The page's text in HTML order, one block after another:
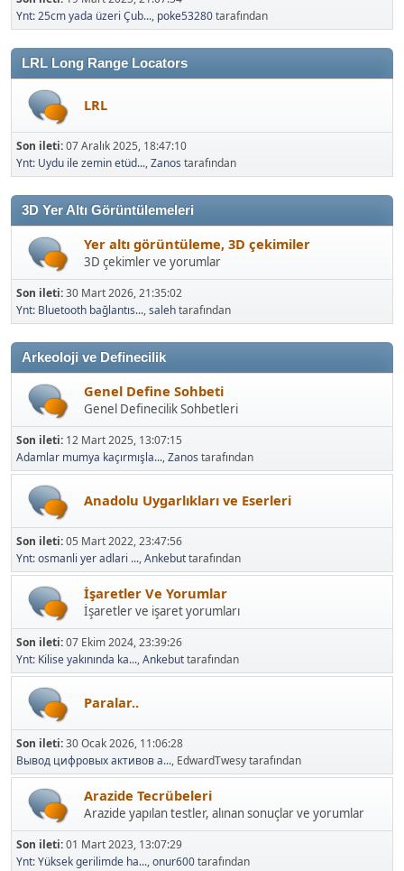
Ynt: 25cm yada üzeri Çub..., poke53280tarafından
LRL Long Range Locators
LRL
Son ileti:07 Aralık 2025, 18:47:10
Ynt: Uydu ile zemin etüd...,Zanos tarafından
3D Yer Altı Görüntülemeleri
Yer altı görüntüleme, 3D çekimiler
3D çekimler ve yorumlar
Son ileti:30 Mart 2026, 21:35:02
Ynt: Bluetooth bağlantıs...,salehtarafından
Arkeoloji ve Definecilik
Genel Define Sohbeti
Genel Definecilik Sohbetleri
Son ileti: 12 Mart 2025, 13:07:15
Adamlar mumya kaçırmışla...,Zanos tarafından
Anadolu Uygarlıkları ve Eserleri
Son ileti:05 Mart 2022, 23:47:56
Ynt: osmanli yer adlari ...,Ankebuttarafından
İşaretler Ve Yorumlar
İşaretler ve işaret yorumları
Son ileti:07 Ekim 2024, 23:39:26
Ynt: Kilise yakınında ka...,Ankebuttarafından
Paralar..
Son ileti:30 Ocak 2026, 11:06:28
Вывод цифровых активов а..., EdwardTwesy tarafından
Arazide Tecrübeleri
Arazide yapılan testler, alınan sonuçlar ve yorumlar
Son ileti:01 Mart 2023, 13:07:29
Ynt: Yüksek gerilimde ha...,onur600tarafından